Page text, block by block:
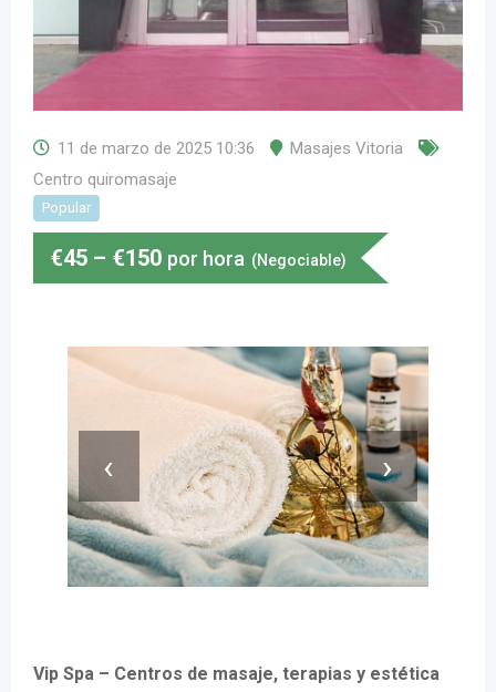
11 de marzo de 2025 10:36
Masajes Vitoria
Centro quiromasaje
Popular
€45 – €150 por hora (Negociable)
‹ ›
Vip Spa – Centros de masaje, terapias y estética